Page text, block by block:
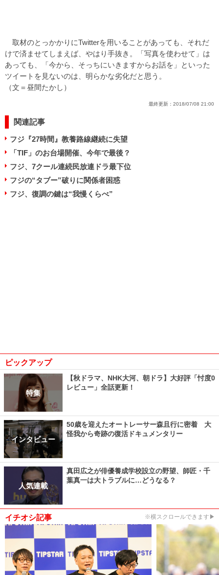
取材のとっかかりにTwitterを用いることがあっても、それだ
けで済ませてしまえば、やはり手抜き。「写真を使わせて」は
あっても、「今から、そっちにいきますからお話を」といった
ツイートを見ないのは、明らかな劣化だと思う。
（文＝昼間たかし）
最終更新： 2018/07/08 21:00
関連記事
フジ『27時間』教養路線継続に失望
「TIF」のお台場開催、今年で最後？
フジ、7クール連続民放連ドラ最下位
フジの“タブー”破りに関係者困惑
フジ、復調の鍵は“我慢くらべ”
ピックアップ
特集
【秋ドラマ、NHK大河、朝ドラ】大好評「忖度0
レビュー」全話更新！
インタビュー
50歳を迎えたオートレーサー森且行に密着 大
怪我から奇跡の復活ドキュメンタリー
人気連載
真田広之が俳優養成学校設立の野望、師匠・千
葉真一は大トラブルに…どうなる？
イチオシ記事 ※横スクロールできます▶